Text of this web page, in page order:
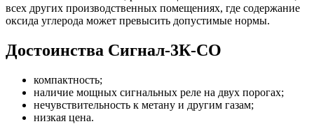
всех других производственных помещениях, где содержание
оксида углерода может превысить допустимые нормы.
Достоинства Сигнал-3К-CO
компактность;
наличие мощных сигнальных реле на двух порогах;
нечувствительность к метану и другим газам;
низкая цена.